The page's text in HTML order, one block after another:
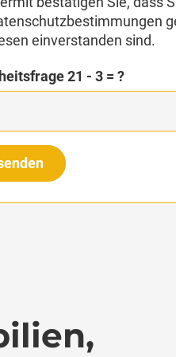
einverstanden sind.
21 - 3 = ?